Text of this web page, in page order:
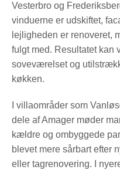
Vesterbro og
vinduerne er udskiftet,
lejligheden er renoveret,
fulgt med. Resultatet kan
soveværelset og
køkken.
I villaområder som
dele af Amager møder
kældre og ombyggede
blevet mere sårbart efter
eller tagrenovering. I